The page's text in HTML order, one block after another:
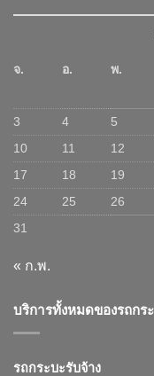
จ. อ. พ.
3
4 5
10
11 12
17
18 19
24
25 26
31
« ก.พ.
บริการทั้งหมดของรถกร
รถกระบะรับจ้าง